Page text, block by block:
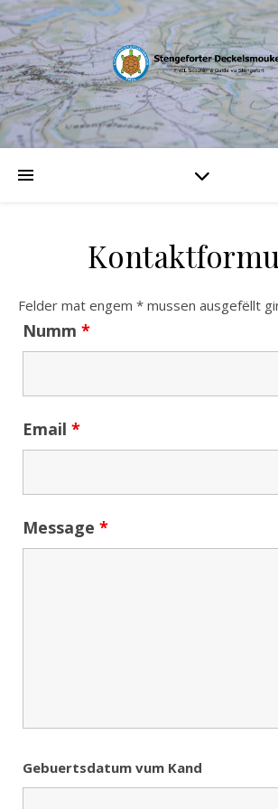
Felder mat engem * mussen ausgefëllt
Numm *
Email *
Message *
Gebuertsdatum vum Kand